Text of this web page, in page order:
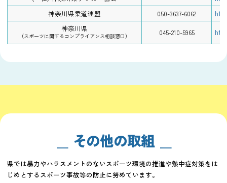
神奈川県柔道連盟 050-3637-6062
神奈川県
（スポーツに関するコンプライアンス相談窓口） 045-210-5965
その他の取組
県では暴力やハラスメントのないスポーツ環境の推進や熱中症対策をは
じめとするスポーツ事故等の防止に努めています。